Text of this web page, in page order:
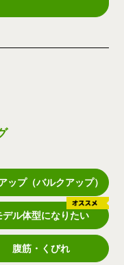
ップ（バルクアップ）
デル体型になりたい
腹筋・くびれ